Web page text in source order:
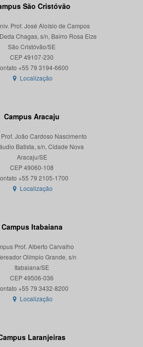
São Cristóvão
Prof. José Aloísio de Campos
Chagas, s/n, Bairro Rosa Elze
São Cristóvão/SE
CEP 49107-230
Localização
Campus Aracaju
João Cardoso Nascimento
Batista, s/n, Cidade Nova
Aracaju/SE
CEP 49060-108
Localização
Campus Itabaiana
Prof. Alberto Carvalho
Olímpio Grande, s/n
Itabaiana/SE
CEP 49506-036
Localização
Laranjeiras